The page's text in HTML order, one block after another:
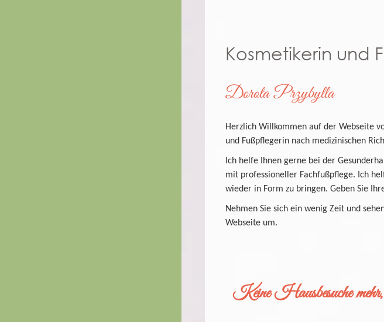
Kosmetikerin und
Dorota Przybylla
Herzlich Willkommen auf der Webseite
und Fußpflegerin nach medizinischen
Ich helfe Ihnen gerne bei der
mit professioneller Fachfußpflege. Ich
wieder in Form zu bringen. Geben Sie
Nehmen Sie sich ein wenig Zeit und
Webseite um.
Keine Hausbesuche